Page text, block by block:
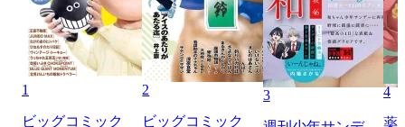
1
ビッグコミック
2
ビッグコミック
3 4
薬